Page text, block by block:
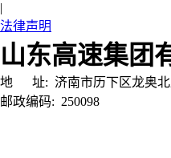
|
法律声明
山东高速集团
地 址: 济南市历下区龙奥
邮政编码: 250098